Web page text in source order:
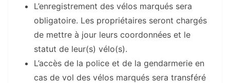
L’enregistrement des vélos marqués sera
obligatoire. Les propriétaires seront chargés
de mettre à jour leurs coordonnées et le
statut de leur(s) vélo(s).
L’accès de la police et de la gendarmerie en
cas de vol des vélos marqués sera transféré